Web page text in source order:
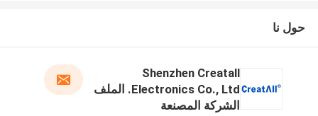
حول نا
Shenzhen Creatall
Electronics Co., Ltd. الملف
الشركة المصنعة